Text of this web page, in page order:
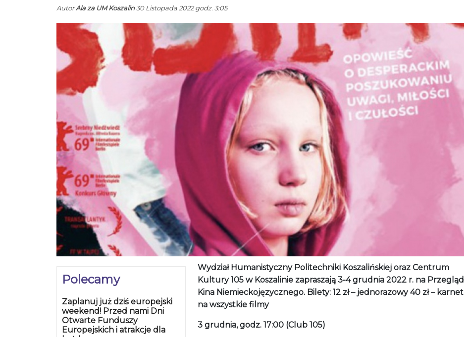
AutorAla za UM Koszalin30 Listopada 2022 godz. 3:05
Polecamy
Zaplanuj już dziś europejski
weekend! Przed nami Dni
Otwarte Funduszy
Europejskich i atrakcje dla
Wydział Humanistyczny Politechniki Koszalińskiej oraz Centrum
Kultury 105 w Koszalinie zapraszają 3-4 grudnia 2022 r. na Przegląd
Kina Niemieckojęzycznego. Bilety: 12 zł – jednorazowy 40 zł – karnet
na wszystkie filmy
3 grudnia, godz. 17:00 (Club 105)